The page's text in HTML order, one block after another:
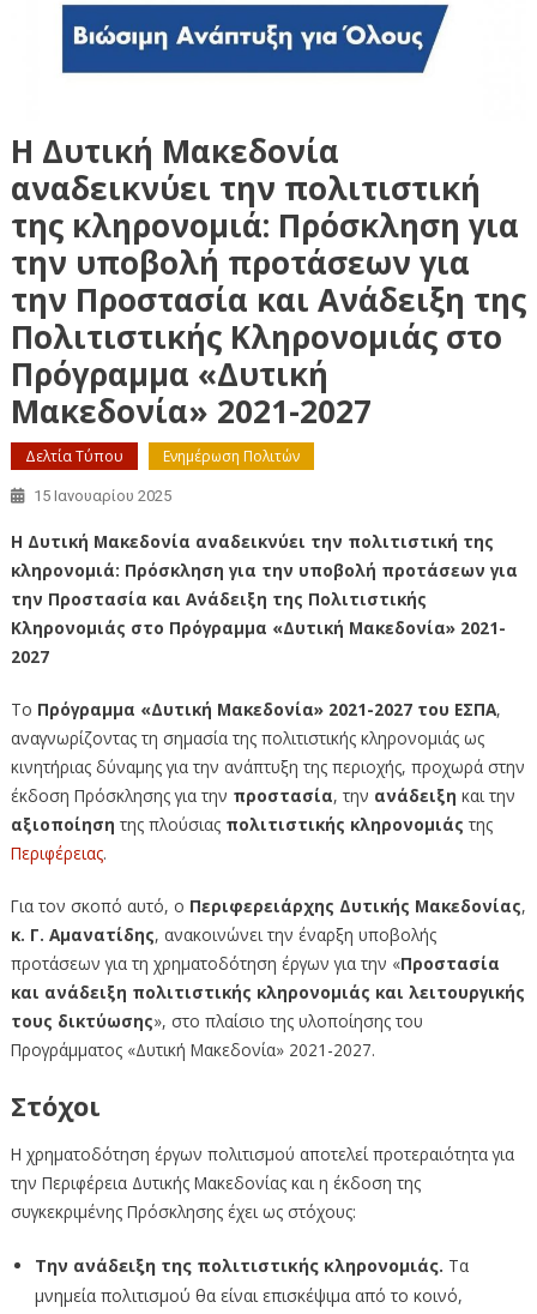
Η Δυτική Μακεδονία
αναδεικνύει την πολιτιστική
της κληρονομιά: Πρόσκληση για
την υποβολή προτάσεων για
την Προστασία και Ανάδειξη της
Πολιτιστικής Κληρονομιάς στο
Πρόγραμμα «Δυτική
Μακεδονία» 2021-2027
Δελτία Τύπου Ενημέρωση Πολιτών
15 Ιανουαρίου 2025
Η Δυτική Μακεδονία αναδεικνύει την πολιτιστική της
κληρονομιά: Πρόσκληση για την υποβολή προτάσεων για
την Προστασία και Ανάδειξη της Πολιτιστικής
Κληρονομιάς στο Πρόγραμμα «Δυτική Μακεδονία» 2021-
2027
Το Πρόγραμμα «Δυτική Μακεδονία» 2021-2027 του ΕΣΠΑ,
αναγνωρίζοντας τη σημασία της πολιτιστικής κληρονομιάς ως
κινητήριας δύναμης για την ανάπτυξη της περιοχής, προχωρά στην
έκδοση Πρόσκλησης για την προστασία, την ανάδειξη και την
αξιοποίηση της πλούσιας πολιτιστικής κληρονομιάς της
Περιφέρειας.
Για τον σκοπό αυτό, ο Περιφερειάρχης Δυτικής Μακεδονίας,
κ. Γ. Αμανατίδης, ανακοινώνει την έναρξη υποβολής
προτάσεων για τη χρηματοδότηση έργων για την «Προστασία
και ανάδειξη πολιτιστικής κληρονομιάς και λειτουργικής
τους δικτύωσης», στο πλαίσιο της υλοποίησης του
Προγράμματος «Δυτική Μακεδονία» 2021-2027.
Στόχοι
Η χρηματοδότηση έργων πολιτισμού αποτελεί προτεραιότητα για
την Περιφέρεια Δυτικής Μακεδονίας και η έκδοση της
συγκεκριμένης Πρόσκλησης έχει ως στόχους:
Την ανάδειξη της πολιτιστικής κληρονομιάς. Τα
μνημεία πολιτισμού θα είναι επισκέψιμα από το κοινό,